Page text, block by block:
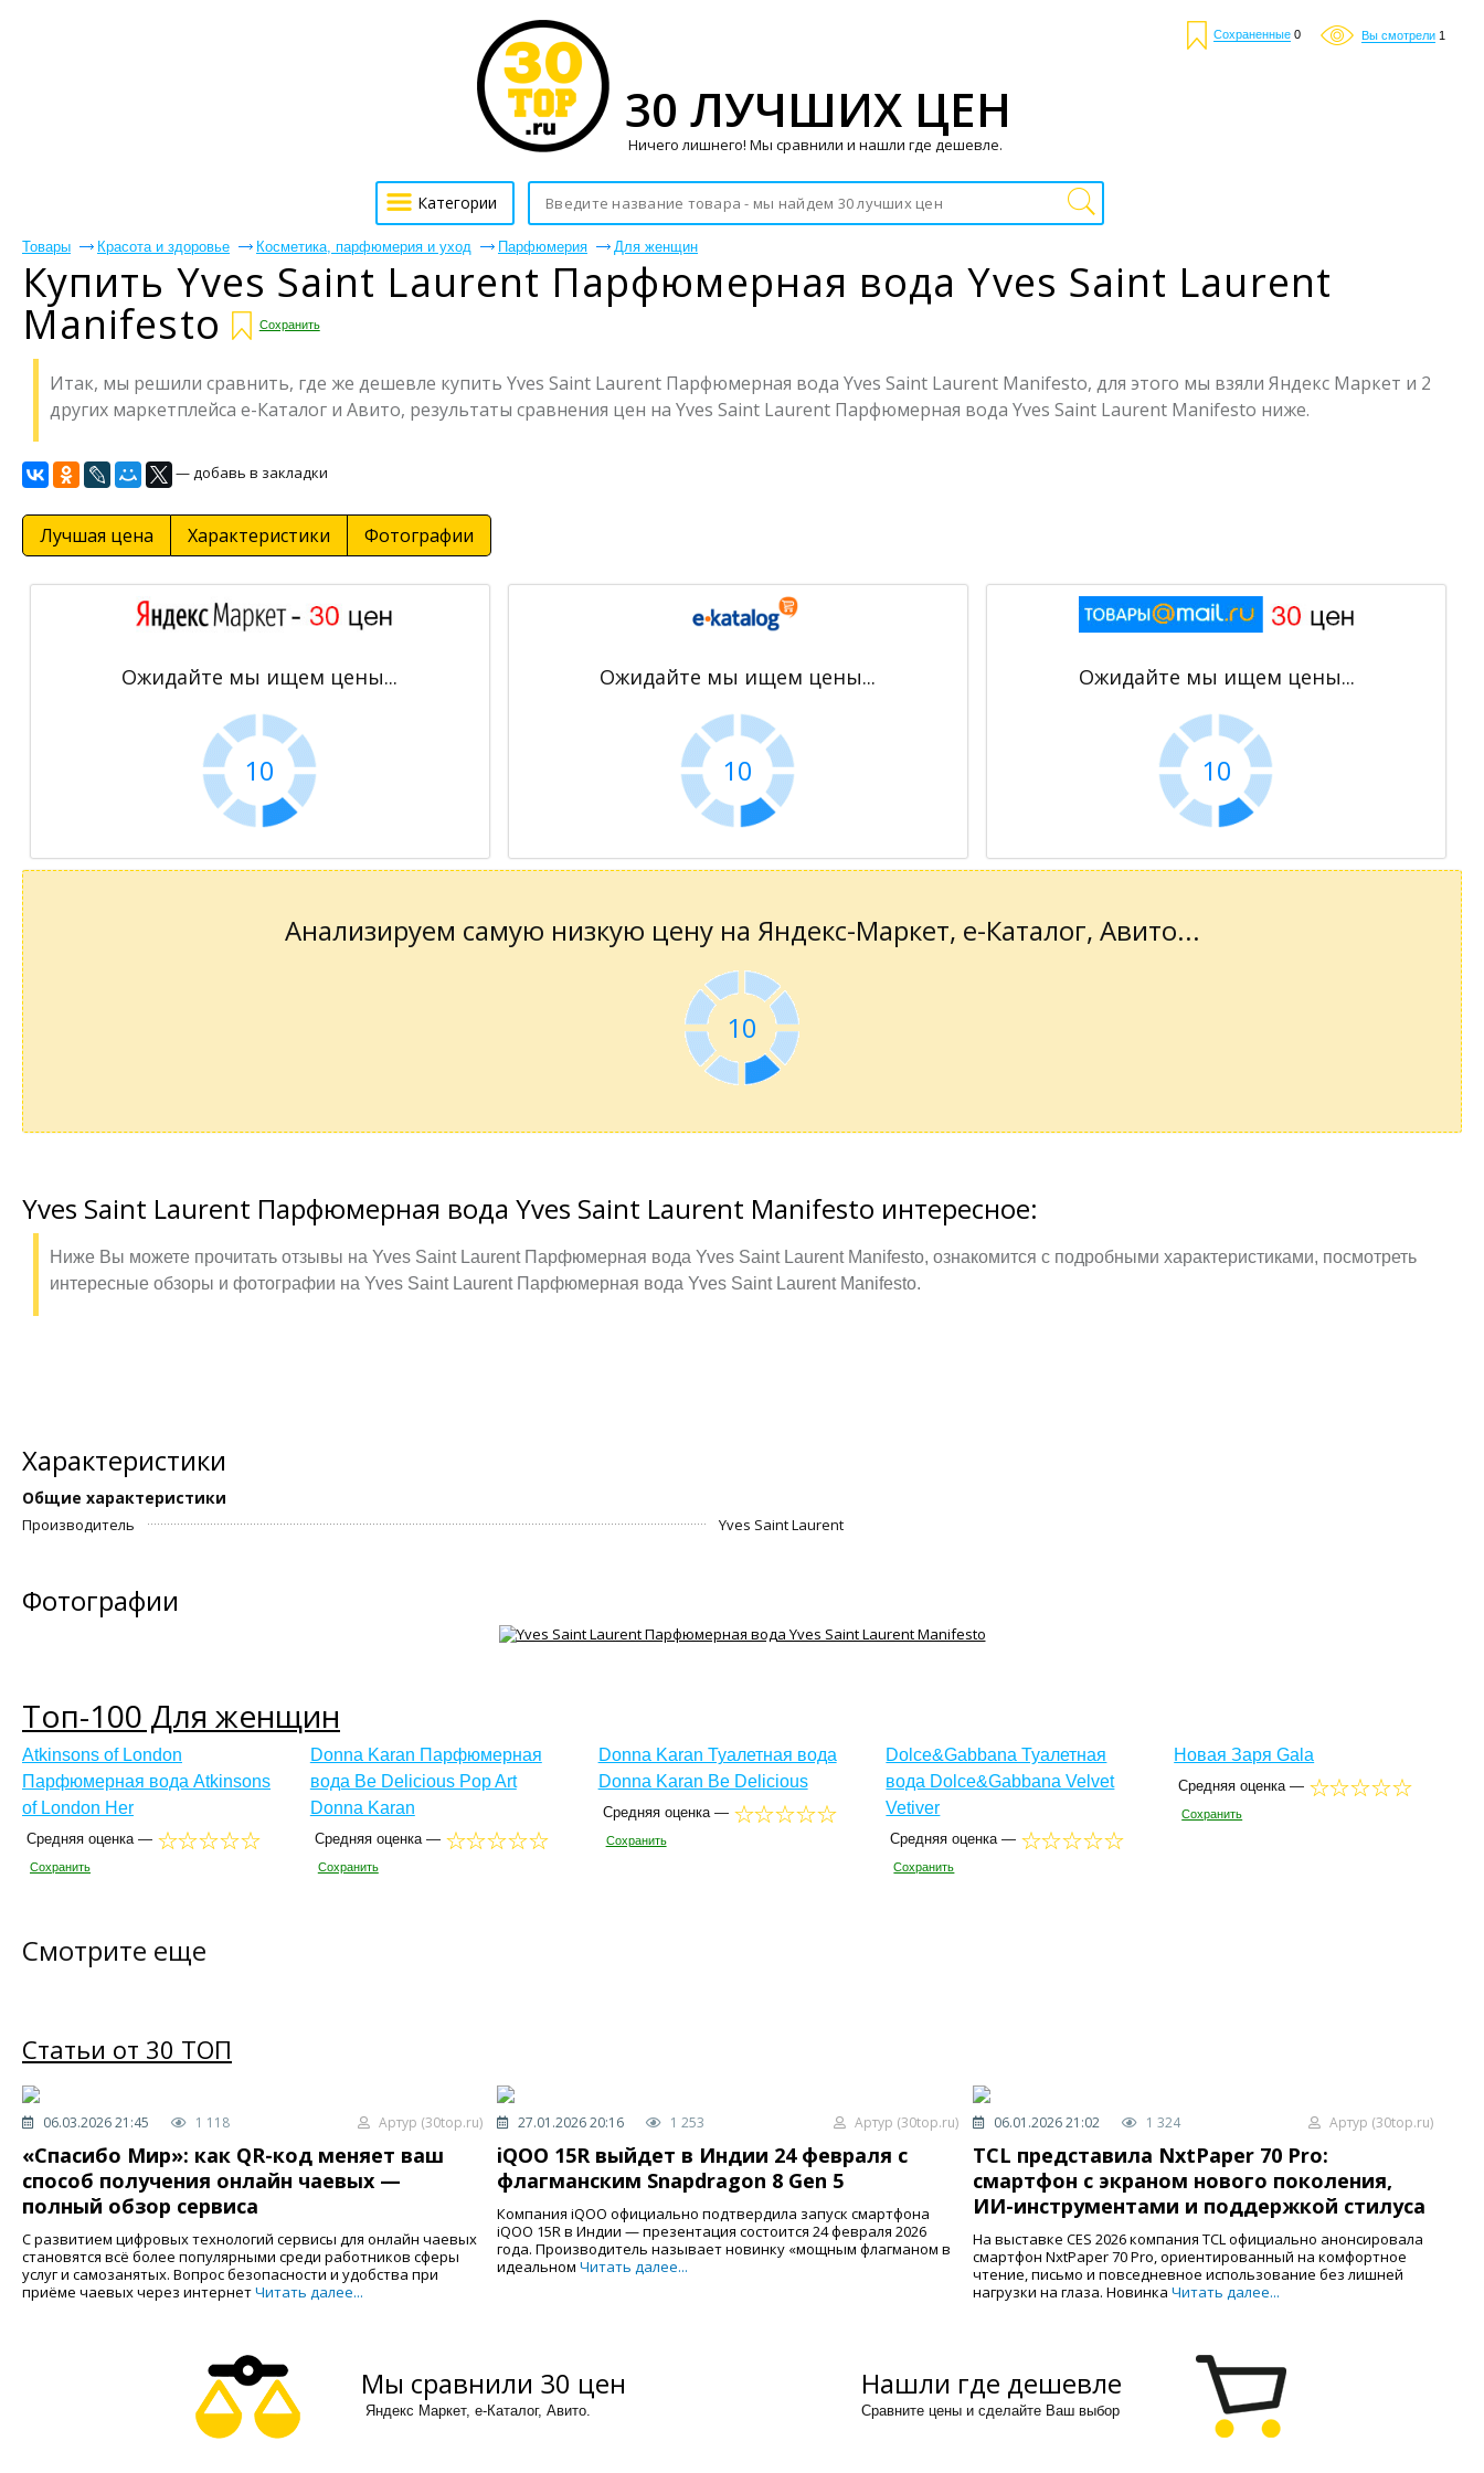
Сохраненные 0 Вы смотрели 1
Товары Красота и здоровье Косметика, парфюмерия и уход Парфюмерия Для женщин
Купить Yves Saint Laurent Парфюмерная вода Yves Saint Laurent
Manifesto Сохранить
Итак, мы решили сравнить, где же дешевле купить Yves Saint Laurent Парфюмерная вода Yves Saint Laurent Manifesto, для этого мы взяли Яндекс Маркет и 2
других маркетплейса е-Каталог и Авито, результаты сравнения цен на Yves Saint Laurent Парфюмерная вода Yves Saint Laurent Manifesto ниже.
— добавь в закладки
Лучшая цена Характеристики Фотографии
Ожидайте мы ищем цены...
10
Ожидайте мы ищем цены...
10
Ожидайте мы ищем цены...
10
Анализируем самую низкую цену на Яндекс-Маркет, е-Каталог, Авито...
10
Yves Saint Laurent Парфюмерная вода Yves Saint Laurent Manifesto интересное:
Ниже Вы можете прочитать отзывы на Yves Saint Laurent Парфюмерная вода Yves Saint Laurent Manifesto, ознакомится с подробными характеристиками, посмотреть
интересные обзоры и фотографии на Yves Saint Laurent Парфюмерная вода Yves Saint Laurent Manifesto.
Характеристики
Общие характеристики
Производитель Yves Saint Laurent
Фотографии
Топ-100 Для женщин
Atkinsons of London
Парфюмерная вода Atkinsons
of London Her
Средняя оценка —
Сохранить
Donna Karan Парфюмерная
вода Be Delicious Pop Art
Donna Karan
Средняя оценка —
Сохранить
Donna Karan Туалетная вода
Donna Karan Be Delicious
Средняя оценка —
Сохранить
Dolce&Gabbana Туалетная
вода Dolce&Gabbana Velvet
Vetiver
Средняя оценка —
Сохранить
Новая Заря Gala
Средняя оценка —
Сохранить
Смотрите еще
Статьи от 30 ТОП
06.03.2026 21:45 1 118 Артур (30top.ru)
«Спасибо Мир»: как QR-код меняет ваш
способ получения онлайн чаевых —
полный обзор сервиса
С развитием цифровых технологий сервисы для онлайн чаевых
становятся всё более популярными среди работников сферы
услуг и самозанятых. Вопрос безопасности и удобства при
приёме чаевых через интернетЧитать далее...
27.01.2026 20:16 1 253 Артур (30top.ru)
iQOO 15R выйдет в Индии 24 февраля с
флагманским Snapdragon 8 Gen 5
Компания iQOO официально подтвердила запуск смартфона
iQOO 15R в Индии — презентация состоится 24 февраля 2026
года. Производитель называет новинку «мощным флагманом в
идеальномЧитать далее...
06.01.2026 21:02 1 324 Артур (30top.ru)
TCL представила NxtPaper 70 Pro:
смартфон с экраном нового поколения,
ИИ-инструментами и поддержкой стилуса
На выставке CES 2026 компания TCL официально анонсировала
смартфон NxtPaper 70 Pro, ориентированный на комфортное
чтение, письмо и повседневное использование без лишней
нагрузки на глаза. Новинка Читать далее...
Мы сравнили 30 цен
Яндекс Маркет, е-Каталог, Авито.
Нашли где дешевле
Сравните цены и сделайте Ваш выбор
30 ЛУЧШИХ ЦЕН
Ничего лишнего! Мы сравнили и нашли где дешевле.
Категории